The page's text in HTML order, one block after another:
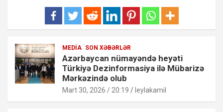
MEDIA SON XƏBƏRLƏR
Azərbaycan nümayəndə heyəti
Türkiyə Dezinformasiya ilə Mübarizə
Mərkəzində olub
Mart 30, 2026 / 20:19 leylakamil